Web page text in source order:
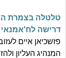
טלטלה בצמרת
דרישה לח'אמנאי
פזשכיאן איים
המנהיג העליון